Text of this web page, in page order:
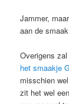
Jammer,
aan de
Overigens
het smaakje
misschien
zit het wel